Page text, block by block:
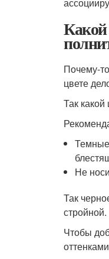
Какой
Почему-
цвете
Так
Не
Так
Чтобы